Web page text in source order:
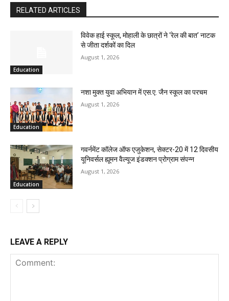
RELATED ARTICLES
Education
विवेक हाई स्कूल, मोहाली के छात्रों ने ‘रेल की बात’ नाटक
से जीता दर्शकों का दिल
August 1, 2026
Education
नशा मुक्त युवा अभियान में एस.ए. जैन स्कूल का परचम
August 1, 2026
Education
गवर्नमेंट कॉलेज ऑफ एजुकेशन, सेक्टर-20 में 12 दिवसीय
यूनिवर्सल ह्यूमन वैल्यूज इंडक्शन प्रोग्राम संपन्न
August 1, 2026
LEAVE A REPLY